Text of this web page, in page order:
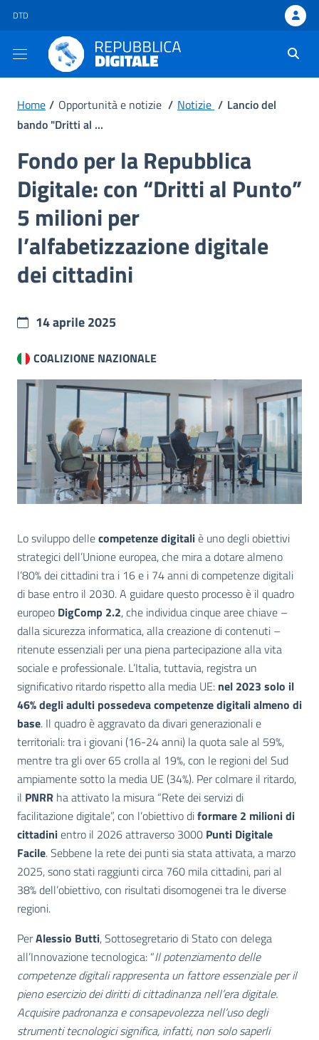
DTD
Ti trovi in:
Home / Opportunità e notizie / Notizie / Lancio del
bando "Dritti al ...
Fondo per la Repubblica
Digitale: con “Dritti al Punto”
5 milioni per
l’alfabetizzazione digitale
dei cittadini
14 aprile 2025
COALIZIONE NAZIONALE
Lo sviluppo dellecompetenze digitaliè uno degli obiettivi
strategici dell’Unione europea, che mira a dotare almeno
l’80% dei cittadini tra i 16 e i 74 anni di competenze digitali
di base entro il 2030. A guidare questo processo è il quadro
europeo DigComp 2.2, che individua cinque aree chiave –
dalla sicurezza informatica, alla creazione di contenuti –
ritenute essenziali per una piena partecipazione alla vita
sociale e professionale. L’Italia, tuttavia, registra un
significativo ritardo rispetto alla media UE: nel 2023 solo il
46% degli adulti possedeva competenze digitali almeno di
base. Il quadro è aggravato da divari generazionali e
territoriali: tra i giovani (16-24 anni) la quota sale al 59%,
mentre tra gli over 65 crolla al 19%, con le regioni del Sud
ampiamente sotto la media UE (34%). Per colmare il ritardo,
il PNRR ha attivato la misura “Rete dei servizi di
facilitazione digitale”, con l’obiettivo diformare 2 milioni di
cittadinientro il 2026 attraverso 3000 Punti Digitale
Facile. Sebbene la rete dei punti sia stata attivata, a marzo
2025, sono stati raggiunti circa 760 mila cittadini, pari al
38% dell’obiettivo, con risultati disomogenei tra le diverse
regioni.
PerAlessio Butti, Sottosegretario di Stato con delega
all’Innovazione tecnologica: “Il potenziamento delle
competenze digitali rappresenta un fattore essenziale per il
pieno esercizio dei diritti di cittadinanza nell’era digitale.
Acquisire padronanza e consapevolezza nell’uso degli
strumenti tecnologici significa, infatti, non solo saperli